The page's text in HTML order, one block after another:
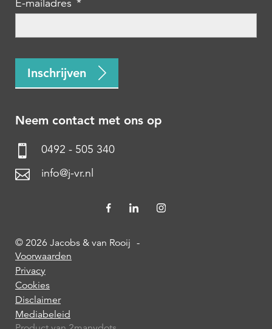
E-mailadres *
Inschrijven
Neem contact met ons op
0492 - 505 340
info@j-vr.nl
© 2026 Jacobs & van Rooij -
Voorwaarden
Privacy
Cookies
Disclaimer
Mediabeleid